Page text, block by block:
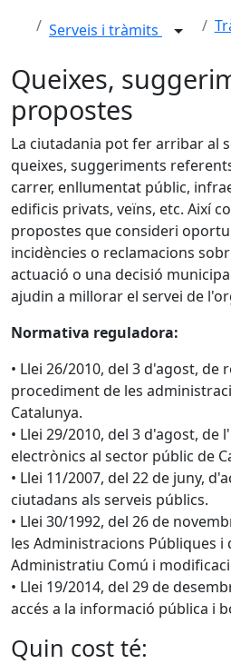
Serveis i tràmits
Queixes,
propostes
La ciutadania pot fer arribar al
queixes, suggeriments
carrer, enllumentat públic,
edificis privats, veïns, etc. Així
propostes que consideri
incidències o reclamacions
actuació o una decisió
ajudin a millorar el servei de
Normativa reguladora:
• Llei 26/2010, del 3 d'agost, de
procediment de les
Catalunya.
• Llei 29/2010, del 3 d'agost, de
electrònics al sector públic de
• Llei 11/2007, del 22 de juny,
ciutadans als serveis públics.
• Llei 30/1992, del 26 de
les Administracions Públiques i
Administratiu Comú i
• Llei 19/2014, del 29 de
accés a la informació pública i
Quin cost té: